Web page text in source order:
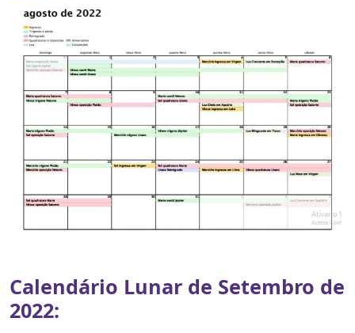
Calendário Lunar de Setembro de
2022: